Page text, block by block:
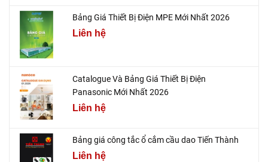
Bảng Giá Thiết Bị Điện MPE Mới Nhất 2026
Liên hệ
Catalogue Và Bảng Giá Thiết Bị Điện
Panasonic Mới Nhất 2026
Liên hệ
Bảng giá công tắc ổ cắm cầu dao Tiến Thành
Liên hệ